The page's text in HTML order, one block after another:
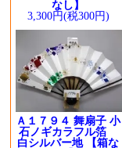
なし】
3,300円(税300円)
Ａ１７９４ 舞扇子 小
石ノギカラフル箔
白シルバー地 【箱な